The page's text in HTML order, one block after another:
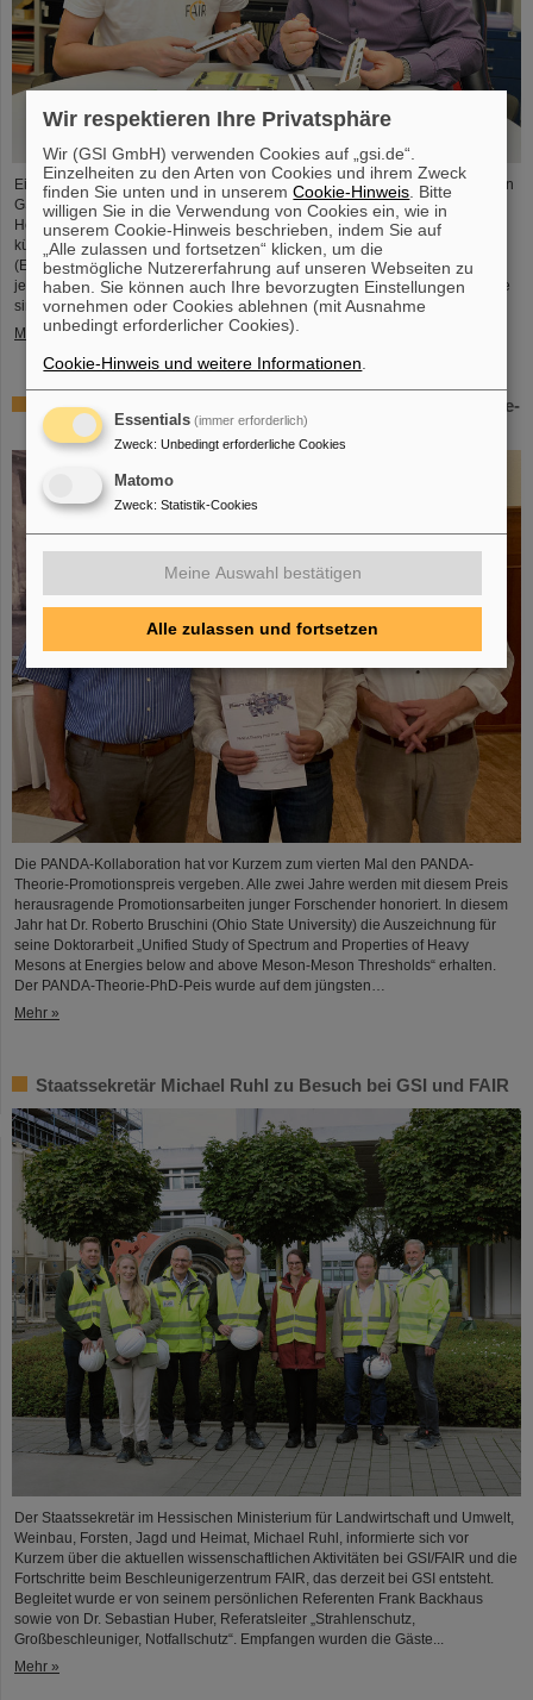
Einem internationalen Team unter der Leitung von Wissenschaftler*innen von
GSI/FAIR in Darmstadt, der Johannes Gutenberg-Universität Mainz und dem
Helmholtz-Institut Mainz, ist es gelungen, die chemischen Eigenschaften der
künstlich hergestellten superschweren Elemente Moscovium und Nihonium
(Elemente 115 und 113) zu bestimmen. Moscovium ist damit das schwerste
jemals chemisch untersuchte Element. Beide neu charakterisierten Elemente
sind chemisch reaktiver als das bereits in der Vergangenheit…
Mehr »
PANDA-Kollaboration zeichnet Doktoranden aus: Theorie-
Promotionspreis für Dr. Roberto Bruschini
Die PANDA-Kollaboration hat vor Kurzem zum vierten Mal den PANDA-
Theorie-Promotionspreis vergeben. Alle zwei Jahre werden mit diesem Preis
herausragende Promotionsarbeiten junger Forschender honoriert. In diesem
Jahr hat Dr. Roberto Bruschini (Ohio State University) die Auszeichnung für
seine Doktorarbeit „Unified Study of Spectrum and Properties of Heavy
Mesons at Energies below and above Meson-Meson Thresholds“ erhalten.
Der PANDA-Theorie-PhD-Peis wurde auf dem jüngsten…
Mehr »
Staatssekretär Michael Ruhl zu Besuch bei GSI und FAIR
Der Staatssekretär im Hessischen Ministerium für Landwirtschaft und Umwelt,
Weinbau, Forsten, Jagd und Heimat, Michael Ruhl, informierte sich vor
Kurzem über die aktuellen wissenschaftlichen Aktivitäten bei GSI/FAIR und die
Fortschritte beim Beschleunigerzentrum FAIR, das derzeit bei GSI entsteht.
Begleitet wurde er von seinem persönlichen Referenten Frank Backhaus
sowie von Dr. Sebastian Huber, Referatsleiter „Strahlenschutz,
Großbeschleuniger, Notfallschutz“. Empfangen wurden die Gäste...
Mehr »
Wir respektieren Ihre Privatsphäre
Wir (GSI GmbH) verwenden Cookies auf „gsi.de“.
Einzelheiten zu den Arten von Cookies und ihrem Zweck
finden Sie unten und in unseremCookie-Hinweis . Bitte
willigen Sie in die Verwendung von Cookies ein, wie in
unserem Cookie-Hinweis beschrieben, indem Sie auf
„Alle zulassen und fortsetzen“ klicken, um die
bestmögliche Nutzererfahrung auf unseren Webseiten zu
haben. Sie können auch Ihre bevorzugten Einstellungen
vornehmen oder Cookies ablehnen (mit Ausnahme
unbedingt erforderlicher Cookies).
Cookie-Hinweis und weitere Informationen
Essentials (immer erforderlich)
Zweck: Unbedingt erforderliche Cookies
Matomo
Zweck: Statistik-Cookies
Meine Auswahl bestätigen
Alle zulassen und fortsetzen